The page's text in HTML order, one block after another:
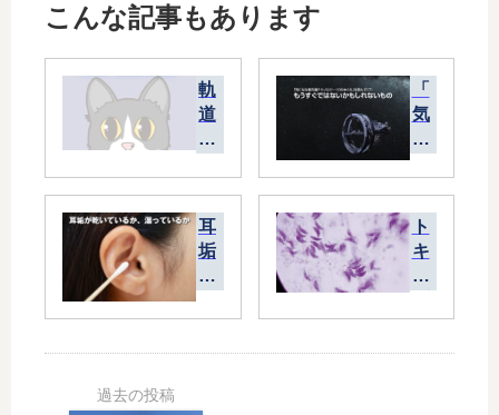
こんな記事もあります
軌
道
エ
ー
タ
ー
の
「
気
に
最
先
端
テ
ロ
耳
垢
が
い
て
ト
キ
ソ
ラ
ズ